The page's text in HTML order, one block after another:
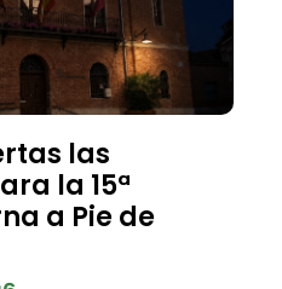
las
la 15ª
a Pie de